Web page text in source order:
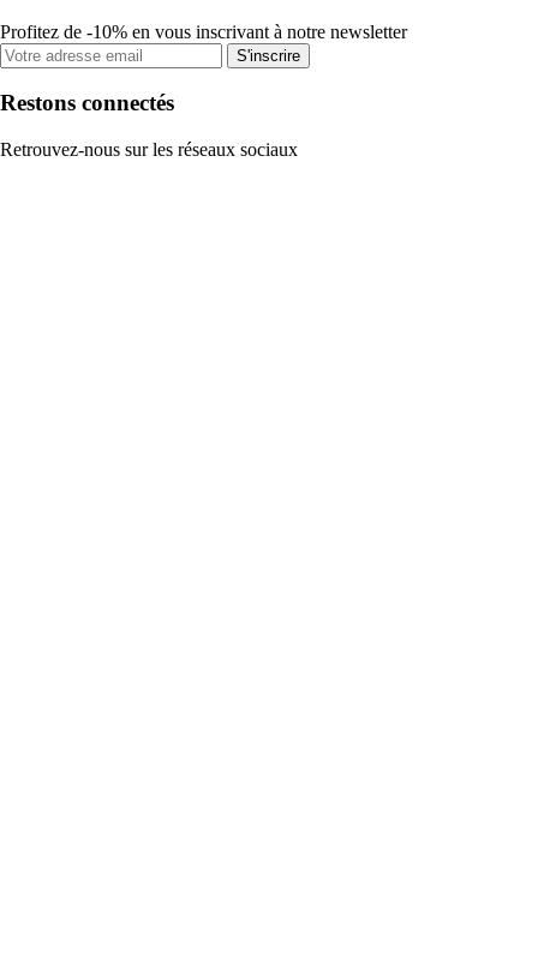
Profitez de -10% en vous inscrivant à notre newsletter
S'inscrire
Restons connectés
Retrouvez-nous sur les réseaux sociaux